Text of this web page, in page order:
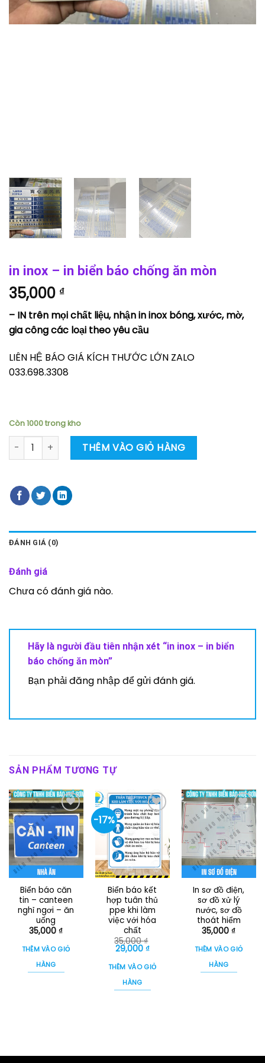
in inox – in biển báo chống ăn mòn
35,000 ₫
– IN trên mọi chất liệu, nhận in inox bóng, xước, mờ,
gia công các loại theo yêu cầu
LIÊN HỆ BÁO GIÁ KÍCH THƯỚC LỚN ZALO
033.698.3308
Còn 1000 trong kho
in inox - in biển báo chống ăn mòn số lượng
THÊM VÀO GIỎ HÀNG
ĐÁNH GIÁ (0)
Đánh giá
Chưa có đánh giá nào.
Hãy là người đầu tiên nhận xét “in inox – in biển
báo chống ăn mòn”
Bạn phảiđăng nhậpđể gửi đánh giá.
SẢN PHẨM TƯƠNG TỰ
Biển báo căn
tin – canteen
nghỉ ngơi – ăn
uống
35,000₫
THÊM VÀO GIỎ
HÀNG
-17%
Biển báo kết
hợp tuân thủ
ppe khi làm
việc với hóa
chất
35,000₫
Giá
gốc
là:
35,000 ₫.
29,000 ₫Giá
tại
là:
THÊM VÀO GIỎ
HÀNG
In sơ đồ điện,
sơ đồ xử lý
nước, sơ đồ
thoát hiểm
35,000₫
THÊM VÀO GIỎ
HÀNG